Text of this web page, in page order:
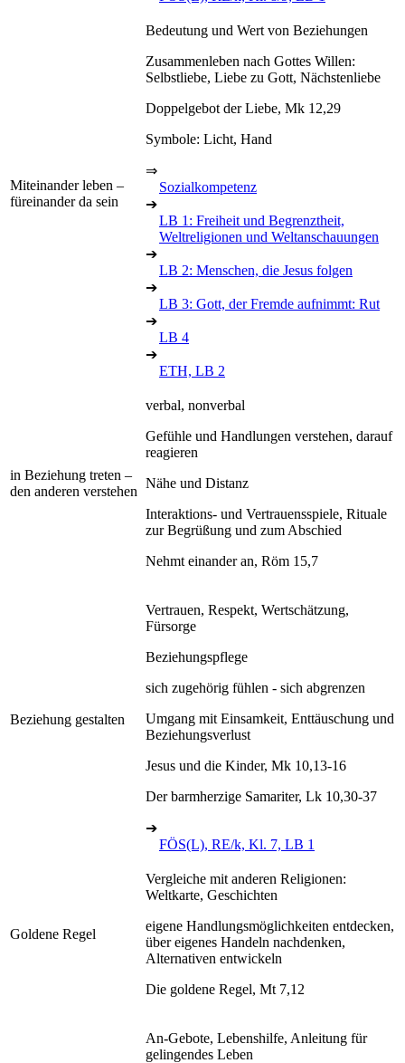
Miteinander leben –
füreinander da sein
Bedeutung und Wert von Beziehungen
Zusammenleben nach Gottes Willen:
Selbstliebe, Liebe zu Gott, Nächstenliebe
Doppelgebot der Liebe, Mk 12,29
Symbole: Licht, Hand
⇒
Sozialkompetenz
➔
LB 1: Freiheit und Begrenztheit,
Weltreligionen und Weltanschauungen
➔
LB 2: Menschen, die Jesus folgen
➔
LB 3: Gott, der Fremde aufnimmt: Rut
➔
LB 4
➔
ETH, LB 2
in Beziehung treten –
den anderen verstehen
verbal, nonverbal
Gefühle und Handlungen verstehen, darauf
reagieren
Nähe und Distanz
Interaktions- und Vertrauensspiele, Rituale
zur Begrüßung und zum Abschied
Nehmt einander an, Röm 15,7
Beziehung gestalten
Vertrauen, Respekt, Wertschätzung,
Fürsorge
Beziehungspflege
sich zugehörig fühlen - sich abgrenzen
Umgang mit Einsamkeit, Enttäuschung und
Beziehungsverlust
Jesus und die Kinder, Mk 10,13-16
Der barmherzige Samariter, Lk 10,30-37
➔
FÖS(L), RE/k, Kl. 7, LB 1
Goldene Regel
Vergleiche mit anderen Religionen:
Weltkarte, Geschichten
eigene Handlungsmöglichkeiten entdecken,
über eigenes Handeln nachdenken,
Alternativen entwickeln
Die goldene Regel, Mt 7,12
An-Gebote, Lebenshilfe, Anleitung für
gelingendes Leben